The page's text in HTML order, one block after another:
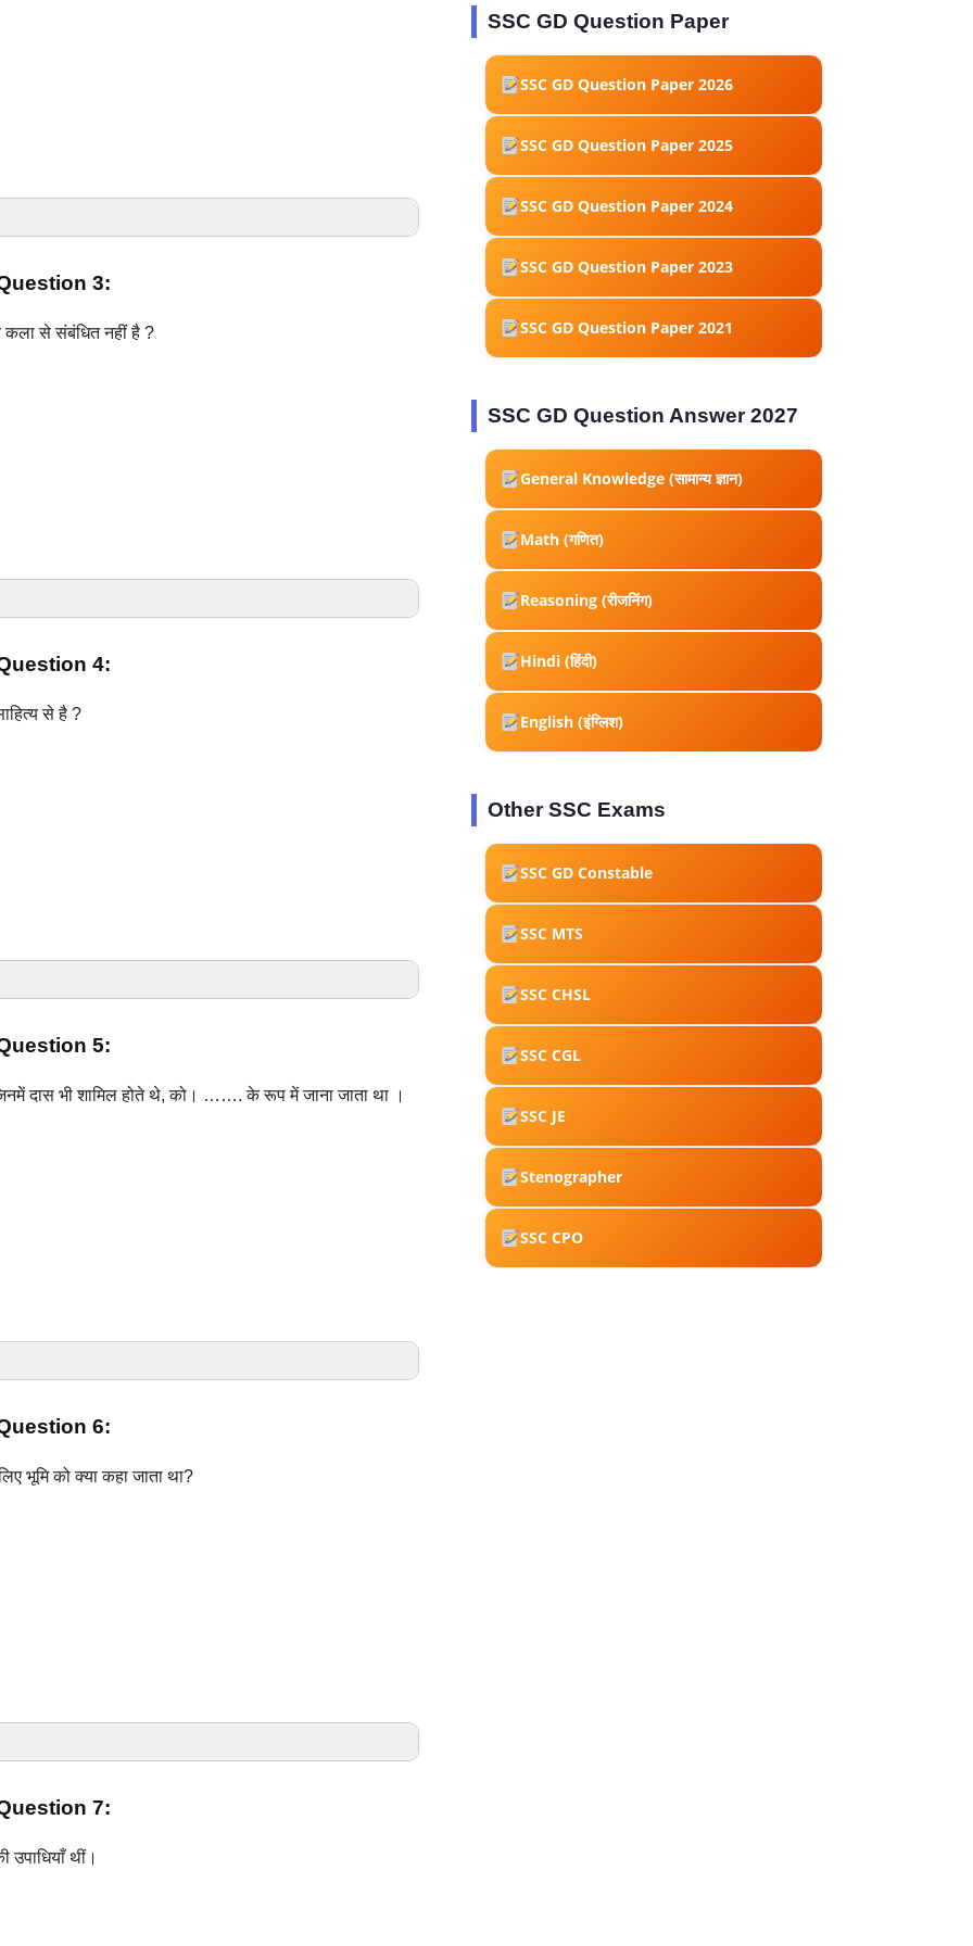
3:
कला से संबंधित नहीं है ?
4:
से है ?
5:
दास भी शामिल होते थे, को। ……. के रूप में जाना जाता था ।
6:
भूमि को क्या कहा जाता था?
7:
उपाधियाँ थीं।
SSC GD Question Paper
SSC GD Question Paper 2026
SSC GD Question Paper 2025
SSC GD Question Paper 2024
SSC GD Question Paper 2023
SSC GD Question Paper 2021
SSC GD Question Answer 2027
General Knowledge (सामान्य ज्ञान)
Math (गणित)
Reasoning (रीजनिंग)
Hindi (हिंदी)
English (इंग्लिश)
Other SSC Exams
SSC GD Constable
SSC MTS
SSC CHSL
SSC CGL
SSC JE
Stenographer
SSC CPO